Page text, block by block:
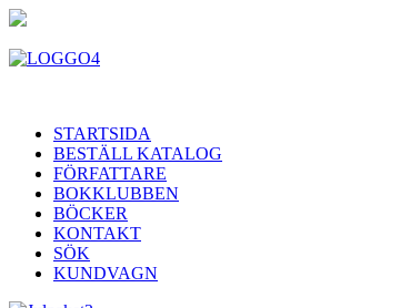
STARTSIDA
BESTÄLL KATALOG
FÖRFATTARE
BOKKLUBBEN
BÖCKER
KONTAKT
SÖK
KUNDVAGN